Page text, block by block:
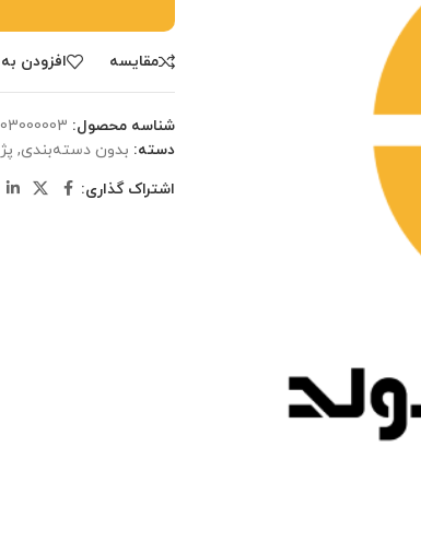
مقایسه افزودن
شناسه محصول:
دسته: بدون دسته‌بندی, پژو
اشتراک گذاری: